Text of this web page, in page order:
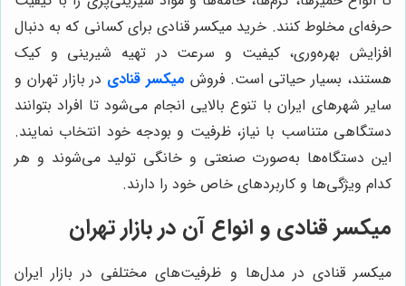
حرفه‌ای مخلوط کنند. خرید میکسر قنادی برای کسانی که به دنبال
افزایش بهره‌وری، کیفیت و سرعت در تهیه شیرینی و کیک
هستند، بسیار حیاتی است. فروش میکسر قنادی در بازار تهران و
سایر شهرهای ایران با تنوع بالایی انجام می‌شود تا افراد بتوانند
دستگاهی متناسب با نیاز، ظرفیت و بودجه خود انتخاب نمایند.
این دستگاه‌ها به‌صورت صنعتی و خانگی تولید می‌شوند و هر
کدام ویژگی‌ها و کاربردهای خاص خود را دارند.
میکسر قنادی و انواع آن در بازار تهران
میکسر قنادی در مدل‌ها و ظرفیت‌های مختلفی در بازار ایران